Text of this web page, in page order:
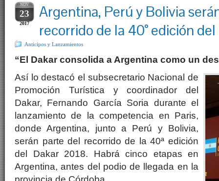
NOV
23
2017
Argentina, Perú y Bolivia
recorrido de la 40° edición
Anticipos y Lanzamientos
“El Dakar consolida a Argentina como un
Así lo destacó el subsecretario Nacional de
Promoción Turística y coordinador del
Dakar, Fernando García Soria durante el
lanzamiento de la competencia en Paris,
donde Argentina, junto a Perú y Bolivia,
serán parte del recorrido de la 40ª edición
del Dakar 2018. Habrá cinco etapas en
Argentina, antes del podio de llegada en la